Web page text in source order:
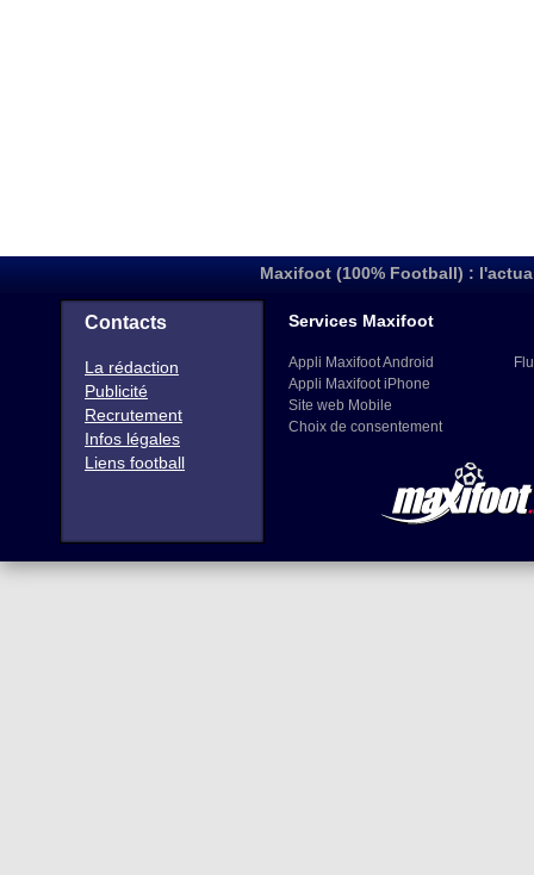
Maxifoot (100% Football) :
Contacts
La rédaction
Publicité
Recrutement
Infos légales
Liens football
Services Maxifoot
Appli Maxifoot Android
Appli Maxifoot iPhone
Site web Mobile
Choix de consentement